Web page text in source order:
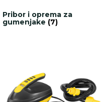
Pribor i oprema za
gumenjake (7)